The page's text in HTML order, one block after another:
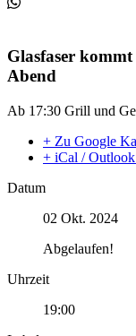
Glasfaser
Abend
Ab 17:30 Grill und
+ Zu Google
+ iCal /
Datum
02 Okt. 2024
Abgelaufen!
Uhrzeit
19:00